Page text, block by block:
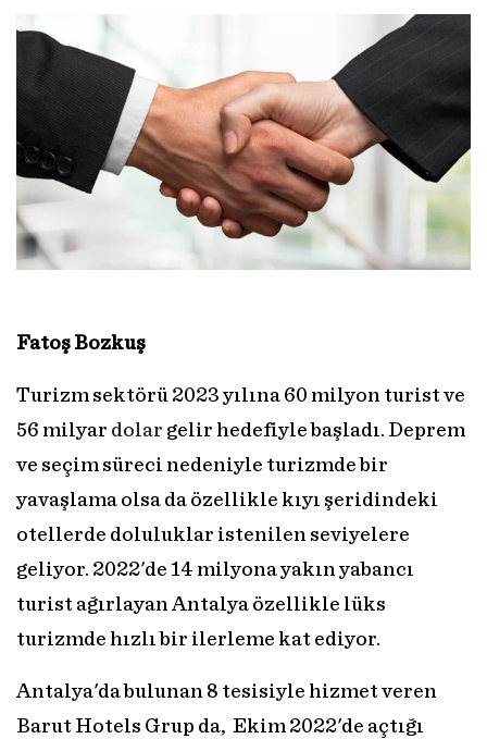
Fatoş Bozkuş
Turizm sektörü 2023 yılına 60 milyon turist ve
56 milyar dolar gelir hedefiyle başladı. Deprem
ve seçim süreci nedeniyle turizmde bir
yavaşlama olsa da özellikle kıyı şeridindeki
otellerde doluluklar istenilen seviyelere
geliyor. 2022'de 14 milyona yakın yabancı
turist ağırlayan Antalya özellikle lüks
turizmde hızlı bir ilerleme kat ediyor.
Antalya'da bulunan 8 tesisiyle hizmet veren
Barut Hotels Grup da, Ekim 2022'de açtığı